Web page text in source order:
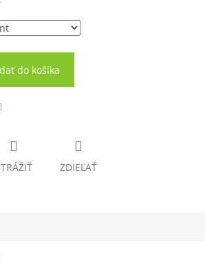
do košíka
ZDIEĽAŤ